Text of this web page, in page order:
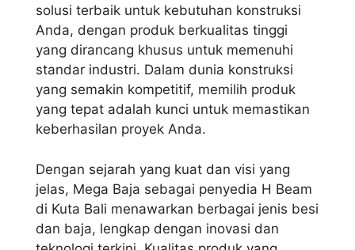
solusi terbaik untuk kebutuhan konstruksi
Anda, dengan produk berkualitas tinggi
yang dirancang khusus untuk memenuhi
standar industri. Dalam dunia konstruksi
yang semakin kompetitif, memilih produk
yang tepat adalah kunci untuk memastikan
keberhasilan proyek Anda.
Dengan sejarah yang kuat dan visi yang
jelas, Mega Baja sebagai penyedia H Beam
di Kuta Bali menawarkan berbagai jenis besi
dan baja, lengkap dengan inovasi dan